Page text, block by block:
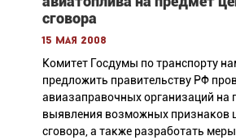
сговора
15 мая 2008
Комитет Госдумы по транспорту
предложить правительству РФ
авиазаправочных организаций на
выявления возможных признаков
сговора, а также разработать